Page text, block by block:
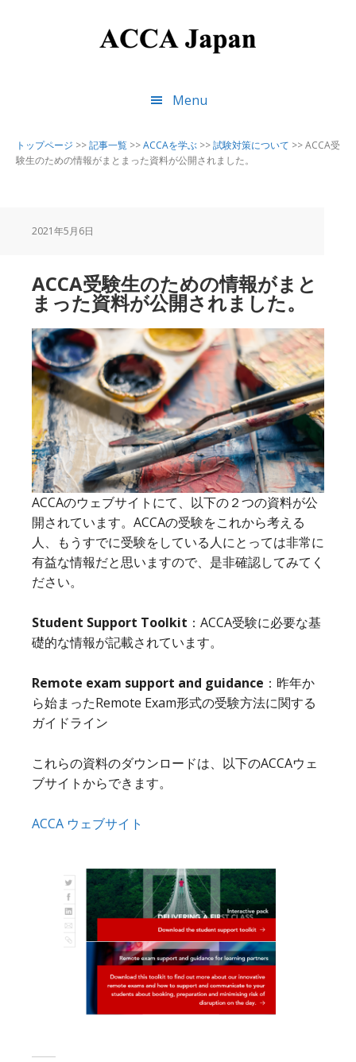
Menu
トップページ >>記事一覧 >>ACCAを学ぶ >>試験対策について >>ACCA受
験生のための情報がまとまった資料が公開されました。
2021年5月6日
ACCA受験生のための情報がまと
まった資料が公開されました。
ACCAのウェブサイトにて、以下の２つの資料が公
開されています。ACCAの受験をこれから考える
人、もうすでに受験をしている人にとっては非常に
有益な情報だと思いますので、是非確認してみてく
ださい。
Student Support Toolkit ：ACCA受験に必要な基
礎的な情報が記載されています。
Remote exam support and guidance ：昨年か
ら始まったRemote Exam形式の受験方法に関する
ガイドライン
これらの資料のダウンロードは、以下のACCAウェ
ブサイトからできます。
ACCA ウェブサイト